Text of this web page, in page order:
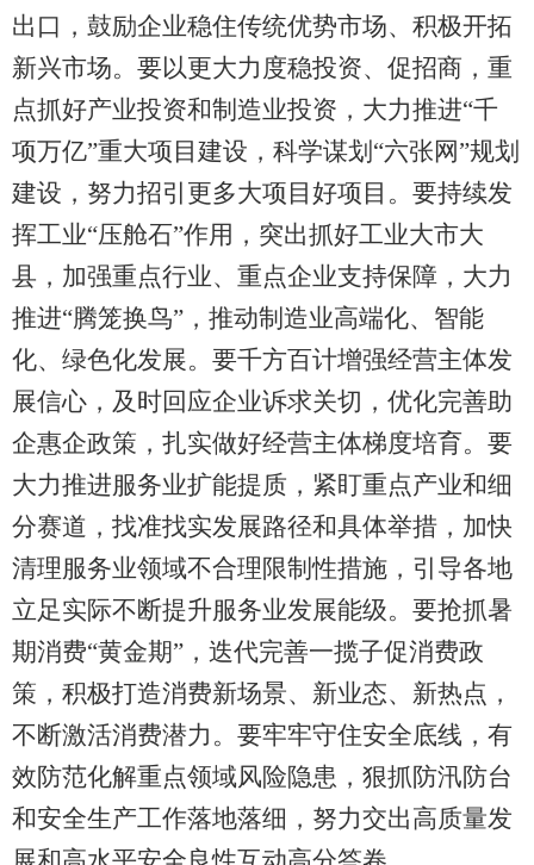
出口，鼓励企业稳住传统优势市场、积极开拓
新兴市场。要以更大力度稳投资、促招商，重
点抓好产业投资和制造业投资，大力推进“千
项万亿”重大项目建设，科学谋划“六张网”规划
建设，努力招引更多大项目好项目。要持续发
挥工业“压舱石”作用，突出抓好工业大市大
县，加强重点行业、重点企业支持保障，大力
推进“腾笼换鸟”，推动制造业高端化、智能
化、绿色化发展。要千方百计增强经营主体发
展信心，及时回应企业诉求关切，优化完善助
企惠企政策，扎实做好经营主体梯度培育。要
大力推进服务业扩能提质，紧盯重点产业和细
分赛道，找准找实发展路径和具体举措，加快
清理服务业领域不合理限制性措施，引导各地
立足实际不断提升服务业发展能级。要抢抓暑
期消费“黄金期”，迭代完善一揽子促消费政
策，积极打造消费新场景、新业态、新热点，
不断激活消费潜力。要牢牢守住安全底线，有
效防范化解重点领域风险隐患，狠抓防汛防台
和安全生产工作落地落细，努力交出高质量发